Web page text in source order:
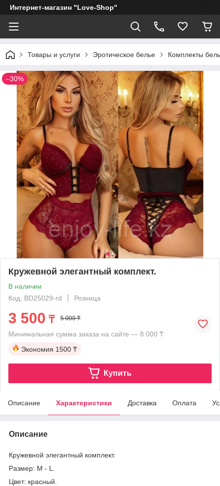
Интернет-магазин "Love-Shop"
Товары и услуги Эротическое белье Комплекты
–30%
Кружевной элегантный комплект.
В наличии
Код: BD25029-rd
Розница
3 500 ₸ 5 000 ₸
Минимальная сумма заказа на сайте — 8 000 ₸
Экономия 1500 ₸
Купить
Описание Характеристики Доставка Оплата
Описание
Кружевной элегантный комплект.
Размер: M - L.
Цвет: красный.